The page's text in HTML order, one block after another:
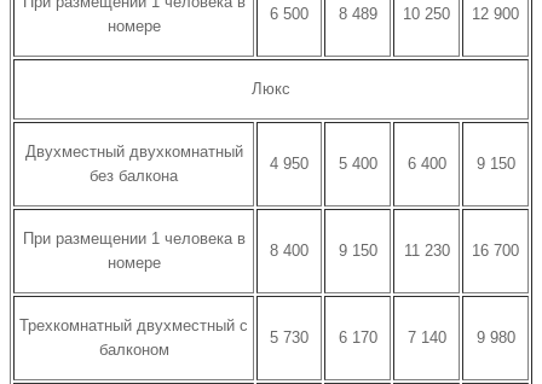
номере
6 500 8 489 10 250 12 900
Люкс
Двухместный двухкомнатный
без балкона
4 950 5 400 6 400 9 150
При размещении 1 человека в
номере
8 400 9 150 11 230 16 700
Трехкомнатный двухместный с
балконом
5 730 6 170 7 140 9 980